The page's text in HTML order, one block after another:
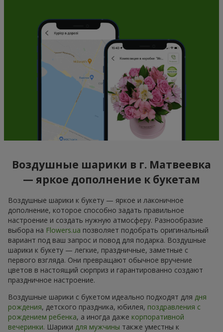
Воздушные шарики в г. Матвеевка
— яркое дополнение к букетам
Воздушные шарики к букету — яркое и лаконичное
дополнение, которое способно задать правильное
настроение и создать нужную атмосферу. Разнообразие
выбора на Flowers.ua позволяет подобрать оригинальный
вариант под ваш запрос и повод для подарка. Воздушные
шарики к букету — легкие, праздничные, заметные с
первого взгляда. Они превращают обычное вручение
цветов в настоящий сюрприз и гарантированно создают
праздничное настроение.
Воздушные шарики с букетом идеально подходят для дня
рождения, детского праздника, юбилея, поздравления с
рождением ребенка, а иногда даже корпоративной
вечеринки. Шарики для мужчины также уместны к